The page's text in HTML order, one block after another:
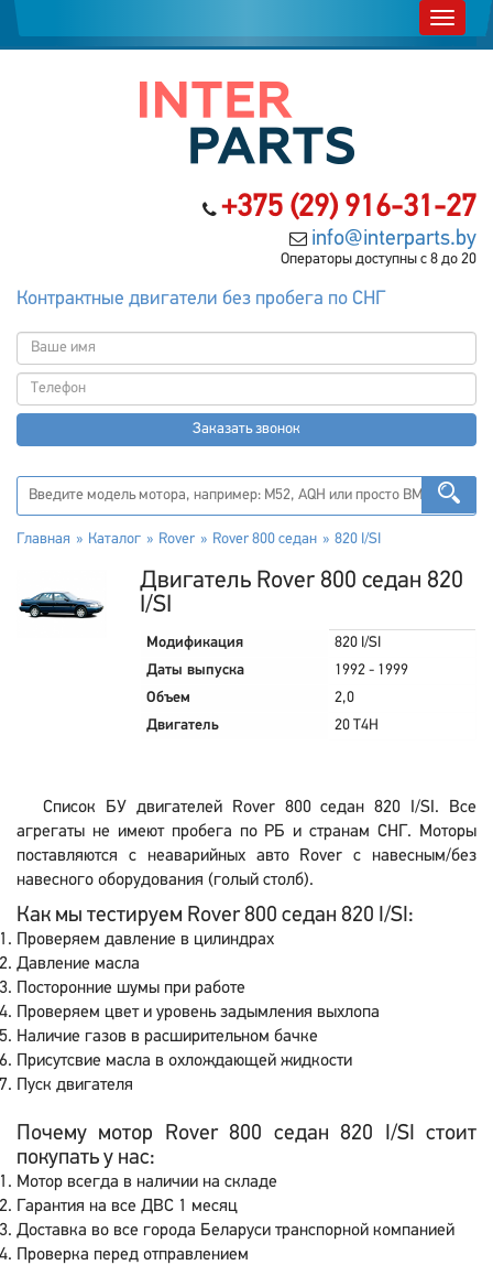
+375 (29) 916-31-27
info@interparts.by
Операторы доступны с 8 до 20
Контрактные двигатели без пробега по СНГ
Заказать звонок
Главная Каталог Rover Rover 800 седан 820 I/SI
Двигатель Rover 800 седан 820
I/SI
Модификация
820 I/SI
Даты выпуска
1992 - 1999
Объем
2,0
Двигатель
20 T4H
Список БУ двигателей Rover 800 седан 820 I/SI. Все
агрегаты не имеют пробега по РБ и странам СНГ. Моторы
поставляются с неаварийных авто Rover с навесным/без
навесного оборудования (голый столб).
Как мы тестируем Rover 800 седан 820 I/SI:
Проверяем давление в цилиндрах
Давление масла
Посторонние шумы при работе
Проверяем цвет и уровень задымления выхлопа
Наличие газов в расширительном бачке
Присутсвие масла в охлождающей жидкости
Пуск двигателя
Почему мотор Rover 800 седан 820 I/SI стоит
покупать у нас:
Мотор всегда в наличии на складе
Гарантия на все ДВС 1 месяц
Доставка во все города Беларуси транспорной компанией
Проверка перед отправлением